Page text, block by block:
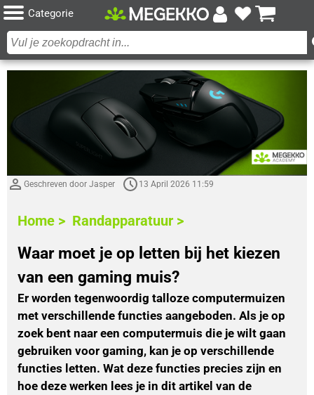
Categorie
Geschreven door Jasper 13 April 2026 11:59
Home > Randapparatuur >
Waar moet je op letten bij het kiezen
van een gaming muis?
Er worden tegenwoordig talloze computermuizen
met verschillende functies aangeboden. Als je op
zoek bent naar een computermuis die je wilt gaan
gebruiken voor gaming, kan je op verschillende
functies letten. Wat deze functies precies zijn en
hoe deze werken lees je in dit artikel van de